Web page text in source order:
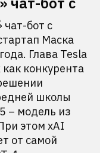
бот с
Маска
Глава Tesla
конкурента
школы
– модель из
этом xAI
от самой